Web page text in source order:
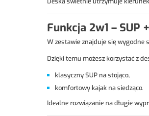
Funkcja 2w1 – SUP
W zestawie znajduje się wygodne
Dzięki temu możesz korzystać z
klasyczny SUP na stojąco,
komfortowy kajak na siedząco.
Idealne rozwiązanie na długie